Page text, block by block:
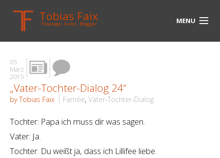
Tobias Faix
Theologe, Autor, Blogger MENU
HOME
BLOG
BIOGRAPHIE
MEDIEN
05
März
2015
„Vater-Tochter-Dialog 24“
by Tobias Faix Familie, Vater-Tochter-Dialog
Tochter: Papa ich muss dir was sagen.
Vater: Ja.
Tochter: Du weißt ja, dass ich Lillifee liebe.